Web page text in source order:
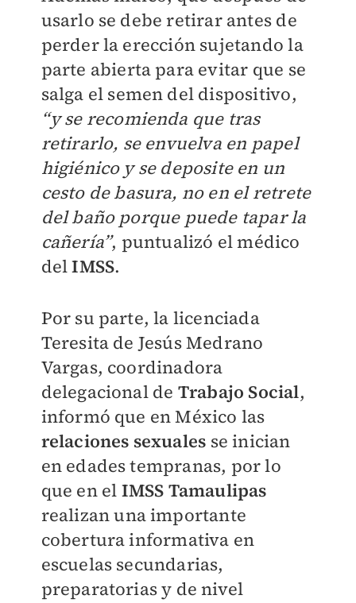
usarlo se debe retirar antes de
perder la erección sujetando la
parte abierta para evitar que se
salga el semen del dispositivo,
“y se recomienda que tras
retirarlo, se envuelva en papel
higiénico y se deposite en un
cesto de basura, no en el retrete
del baño porque puede tapar la
cañería”, puntualizó el médico
delIMSS.
Por su parte, la licenciada
Teresita de Jesús Medrano
Vargas, coordinadora
delegacional de Trabajo Social,
informó que en México las
relaciones sexuales se inician
en edades tempranas, por lo
que en el IMSS Tamaulipas
realizan una importante
cobertura informativa en
escuelas secundarias,
preparatorias y de nivel